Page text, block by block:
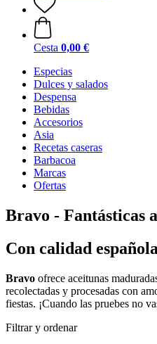
Cesta 0,00 €
Especias
Dulces y salados
Despensa
Bebidas
Accesorios
Asia
Recetas caseras
Barbacoa
Marcas
Ofertas
Bravo - Fantásticas
Con calidad española
Bravo ofrece aceitunas
recolectadas y procesadas con
fiestas. ¡Cuando las pruebes no
Filtrar y ordenar